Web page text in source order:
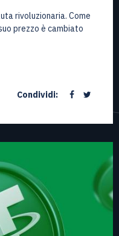
rivoluzionaria. Come
prezzo è cambiato
Condividi: